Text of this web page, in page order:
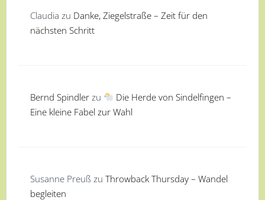
Claudia zu Danke, Ziegelstraße – Zeit für den
nächsten Schritt
Bernd Spindler zu
Die Herde von Sindelfingen –
Eine kleine Fabel zur Wahl
Susanne Preuß zu Throwback Thursday – Wandel
begleiten